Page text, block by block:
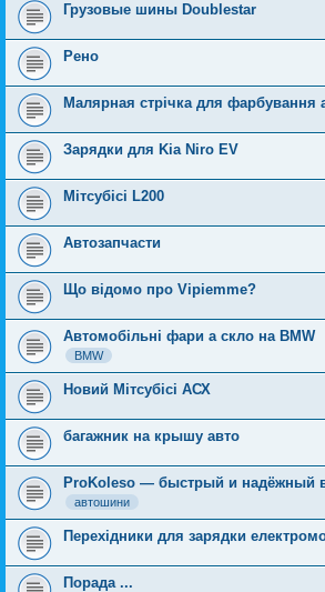
Грузовые шины Doublestar
Рено
Малярная стрічка для фарбування
Зарядки для Kia Niro EV
Мітсубісі L200
Автозапчасти
Що відомо про Vipiemme?
Автомобільні фари а скло на BMW
BMW
Новий Мітсубісі АСХ
багажник на крышу авто
ProKoleso — быстрый и надёжный
автошини
Перехідники для зарядки
Порада ...